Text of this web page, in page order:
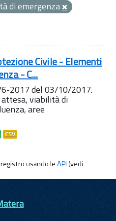
di emergenza
Civile - Elementi
- C...
2017 del 03/10/2017.
attesa, viabilità di
aree
CSV
usando leAPI(vedi